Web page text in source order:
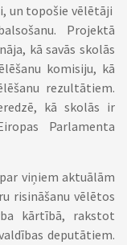
un topošie vēlētāji
Projektā
kā savās skolās
komisiju, kā
rezultātiem.
kā skolās ir
Parlamenta
viņiem aktuālām
risināšanu vēlētos
kārtībā, rakstot
deputātiem.